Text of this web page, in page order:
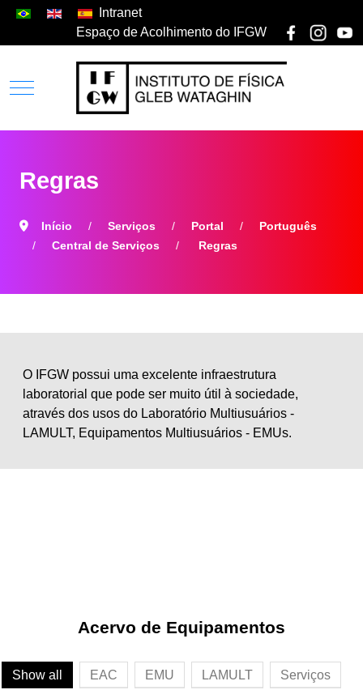
Intranet
Espaço de Acolhimento do IFGW
Regras
Início Serviços Portal
Português
Central de Serviços
Regras
O IFGW possui uma excelente infraestrutura
laboratorial que pode ser muito útil à sociedade,
através dos usos do Laboratório Multiusuários -
LAMULT, Equipamentos Multiusuários - EMUs.
Acervo de Equipamentos
Show all EAC EMU LAMULT Serviços